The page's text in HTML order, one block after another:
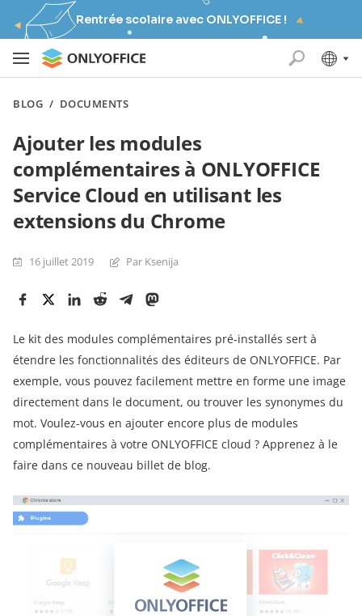
Rentrée scolaire avec ONLYOFFICE !
BLOG / DOCUMENTS
Ajouter les modules
complémentaires à ONLYOFFICE
Service Cloud en utilisant les
extensions du Chrome
16 juillet 2019 Par Ksenija
Le kit des modules complémentaires pré-installés sert à
étendre les fonctionnalités des éditeurs de ONLYOFFICE. Par
exemple, vous pouvez facilement mettre en forme une image
directement dans le document, ou trouver les synonymes du
mot. Voulez-vous en ajouter encore plus de modules
complémentaires à votre ONLYOFFICE cloud ? Apprenez à le
faire dans ce nouveau billet de blog.